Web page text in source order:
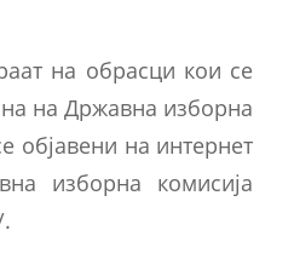
на обрасци кои се
на Државна изборна
објавени на интернет
изборна комисија